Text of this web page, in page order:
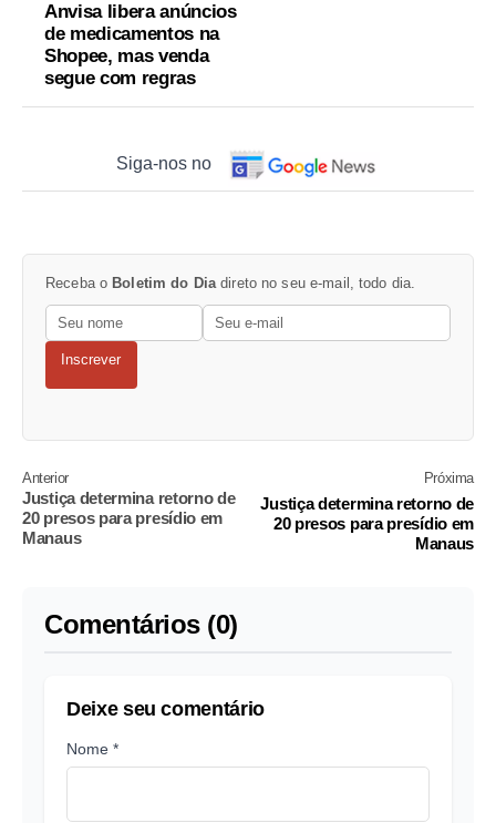
Anvisa libera anúncios
de medicamentos na
Shopee, mas venda
segue com regras
Siga-nos no
Receba o Boletim do Dia direto no seu e-mail, todo dia.
Inscrever
Anterior
Justiça determina retorno de
20 presos para presídio em
Manaus
Próxima
Justiça determina retorno de
20 presos para presídio em
Manaus
Comentários (0)
Deixe seu comentário
Nome *